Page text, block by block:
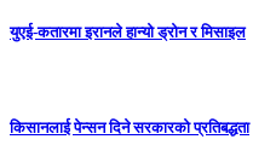
युएई-कतारमा इरानले हान्यो ड्रोन र मिसाइल
किसानलाई पेन्सन दिने सरकारको प्रतिबद्धता